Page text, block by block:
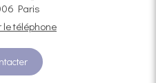
Paris
le téléphone